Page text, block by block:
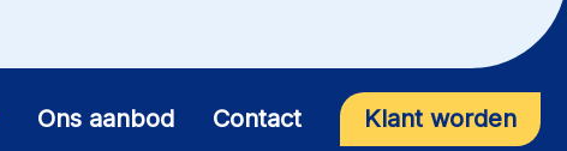
Ons aanbod Contact Klant worden